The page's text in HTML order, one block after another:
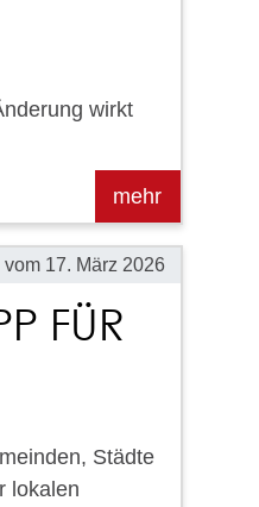
wirkt
vom 17. März 2026
FÜR
Städte
lokalen